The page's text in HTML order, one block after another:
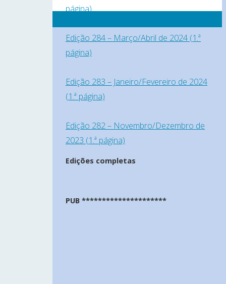
página)
Edição 284 – Março/Abril de 2024 (1.ª
página)
Edição 283 – Janeiro/Fevereiro de 2024
(1.ª página)
Edição 282 – Novembro/Dezembro de
2023 (1.ª página)
Edições completas
PUB *********************